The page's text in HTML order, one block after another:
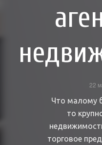
22
Что малому
то
торговое